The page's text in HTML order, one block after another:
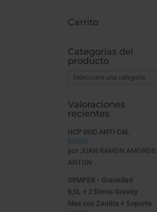
Carrito
Categorías del
producto
Valoraciones
recientes
HCP DUO ANTI CAL
Valorado con
5 de 5
por JUAN RAMON AMOROS
ANTON
SEMPER - Gravedad
8,5L + 2 filtros Gravity
Max con Zeolita + Soporte